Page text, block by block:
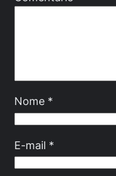
Nome *
E-mail *